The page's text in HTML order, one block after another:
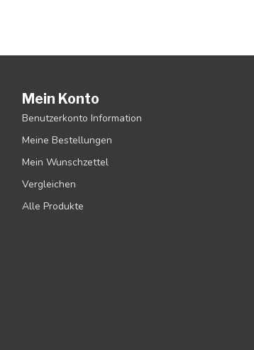
Mein Konto
Benutzerkonto Information
Meine Bestellungen
Mein Wunschzettel
Vergleichen
Alle Produkte